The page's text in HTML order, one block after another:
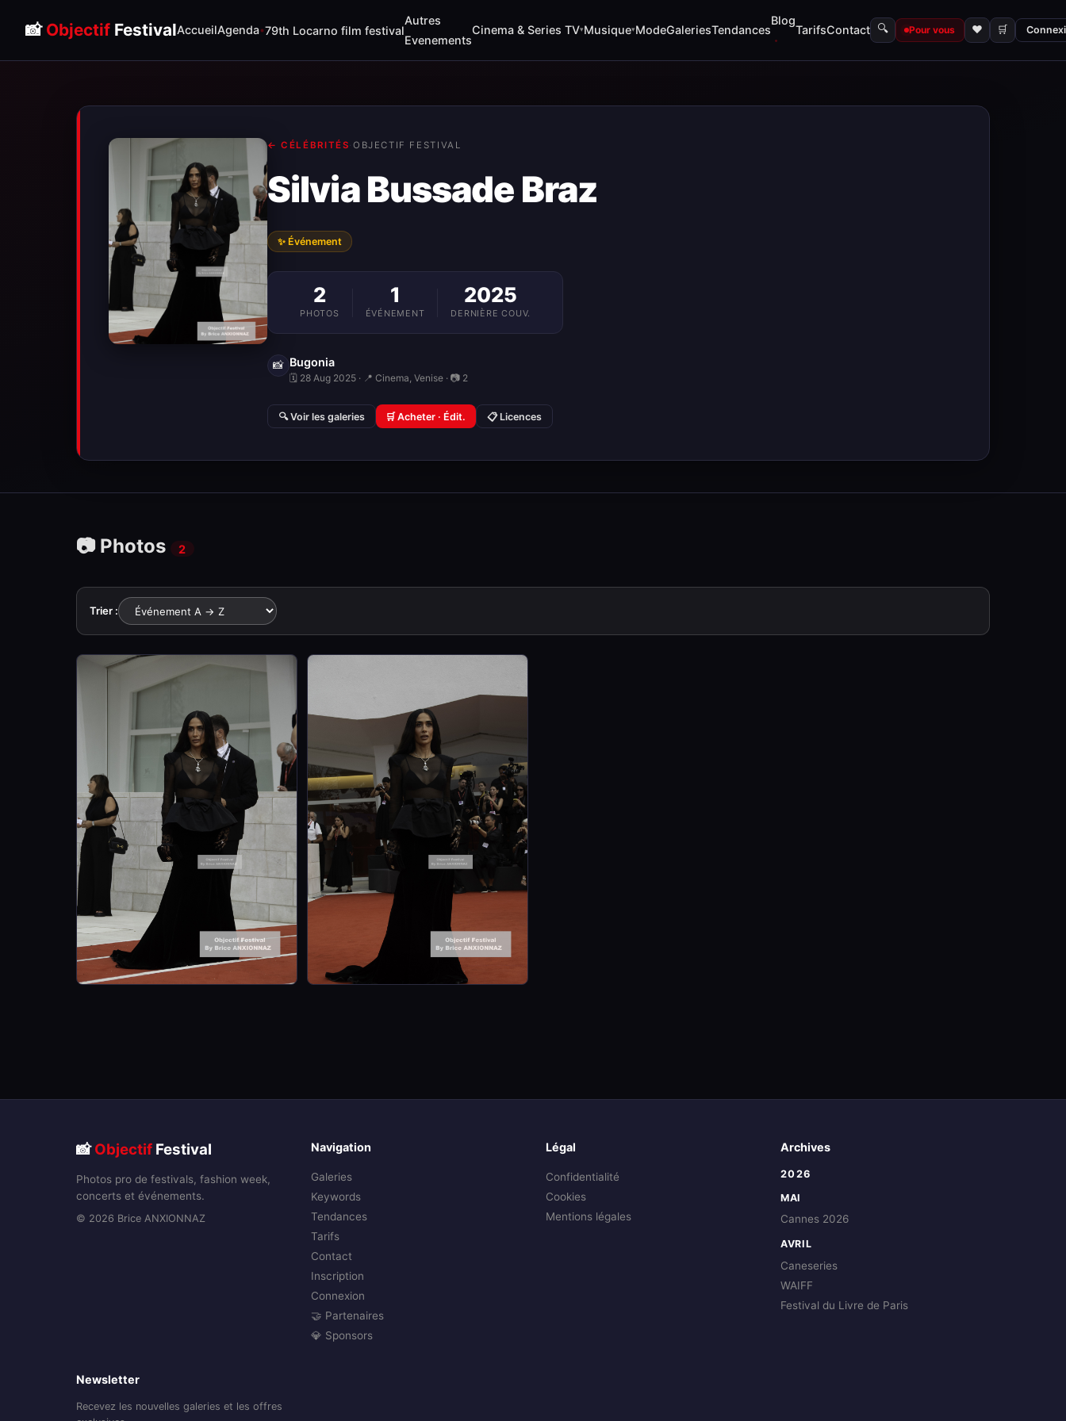
📸 Objectif FestivalAccueilAgenda 79th Locarno film festival
Autres
Evenements
Cinema & Series TV▾Musique▾ModeGaleriesTendances
Blog
TarifsContact 🔍 Pour vous ♥ 🛒
← CÉLÉBRITÉS· OBJECTIF FESTIVAL
Silvia Bussade Braz
✨ Événement
2
PHOTOS
1
ÉVÉNEMENT
2025
DERNIÈRE COUV.
📸 Bugonia
🗓 28 Aug 2025 · 📍 Cinema, Venise · 📷 2
🔍 Voir les galeries 🛒 Acheter · Édit. 📋 Licences
📷 Photos 2
Trier :
📸Objectif Festival
Photos pro de festivals, fashion week,
concerts et événements.
© 2026 Brice ANXIONNAZ
Navigation
Galeries
Keywords
Tendances
Tarifs
Contact
Inscription
Connexion
🤝 Partenaires
💎 Sponsors
Légal
Confidentialité
Cookies
Mentions légales
Archives
2026
MAI
Cannes 2026
AVRIL
Caneseries
WAIFF
Festival du Livre de Paris
Newsletter
Recevez les nouvelles galeries et les offres